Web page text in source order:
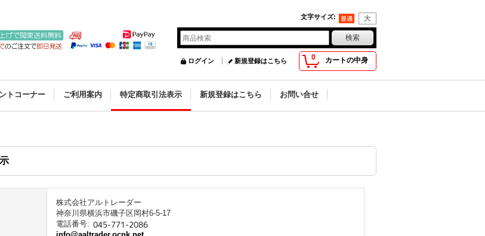
文字サイズ:
0 カートの中身
ログイン 新規登録はこちら
トコーナー ご利用案内 特定商取引法表示 新規登録はこちら お問い合せ
株式会社アルトレーダー
神奈川県横浜市磯子区岡村6-5-17
電話番号: